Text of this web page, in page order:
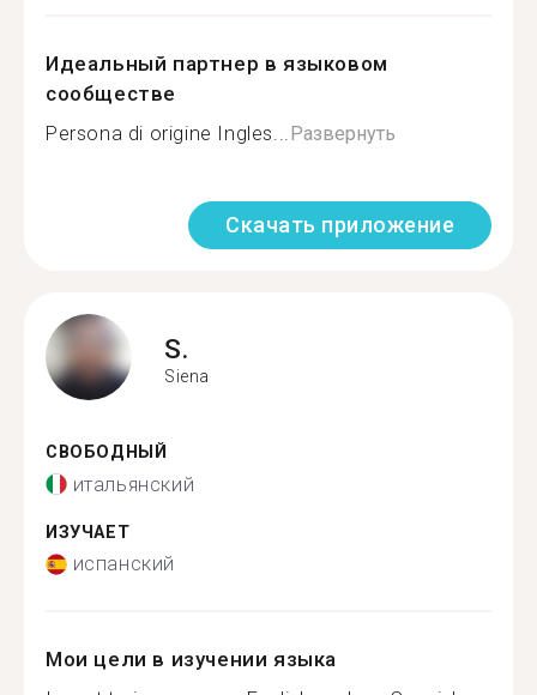
Идеальный партнер в языковом
сообществе
Persona di origine Ingles...Развернуть
Скачать приложение
S.
Siena
СВОБОДНЫЙ
итальянский
ИЗУЧАЕТ
испанский
Мои цели в изучении языка